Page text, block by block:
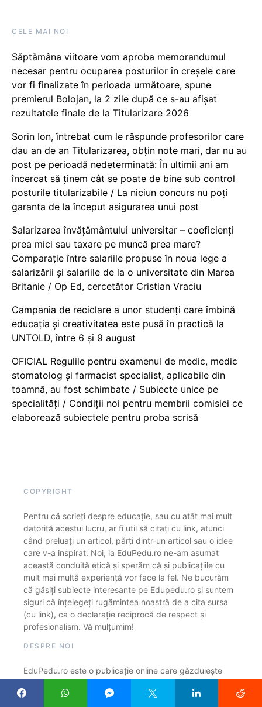
CELE MAI NOI
Săptămâna viitoare vom aproba memorandumul
necesar pentru ocuparea posturilor în creșele care
vor fi finalizate în perioada următoare, spune
premierul Bolojan, la 2 zile după ce s-au afișat
rezultatele finale de la Titularizare 2026
Sorin Ion, întrebat cum le răspunde profesorilor care
dau an de an Titularizarea, obțin note mari, dar nu au
post pe perioadă nedeterminată: În ultimii ani am
încercat să ținem cât se poate de bine sub control
posturile titularizabile / La niciun concurs nu poți
garanta de la început asigurarea unui post
Salarizarea învățământului universitar – coeficienți
prea mici sau taxare pe muncă prea mare?
Comparație între salariile propuse în noua lege a
salarizării și salariile de la o universitate din Marea
Britanie / Op Ed, cercetător Cristian Vraciu
Campania de reciclare a unor studenți care îmbină
educația și creativitatea este pusă în practică la
UNTOLD, între 6 și 9 august
OFICIAL Regulile pentru examenul de medic, medic
stomatolog și farmacist specialist, aplicabile din
toamnă, au fost schimbate / Subiecte unice pe
specialități / Condiții noi pentru membrii comisiei ce
elaborează subiectele pentru proba scrisă
COPYRIGHT
Pentru că scrieți despre educație, sau cu atât mai mult
datorită acestui lucru, ar fi util să citați cu link, atunci
când preluați un articol, părți dintr-un articol sau o idee
care v-a inspirat. Noi, la EduPedu.ro ne-am asumat
această conduită etică și sperăm că și publicațiile cu
mult mai multă experiență vor face la fel. Ne bucurăm
că găsiți subiecte interesante pe Edupedu.ro și suntem
siguri că înțelegeți rugămintea noastră de a cita sursa
(cu link), ca o declarație reciprocă de respect și
profesionalism. Vă mulțumim!
DESPRE NOI
EduPedu.ro este o publicație online care găzduiește
Urmărim constant cum sunt educați copiii noștri, cine și